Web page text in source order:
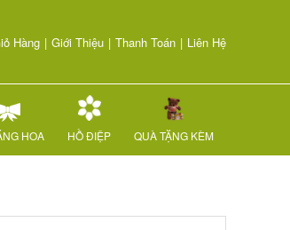
Hàng | Giới Thiệu | Thanh Toán | Liên Hệ
HOA HỒ ĐIỆP QUÀ TẶNG KÈM